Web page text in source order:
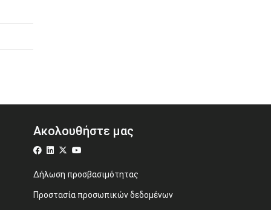
Ακολουθήστε μας
Δήλωση προσβασιμότητας
Προστασία προσωπικών δεδομένων